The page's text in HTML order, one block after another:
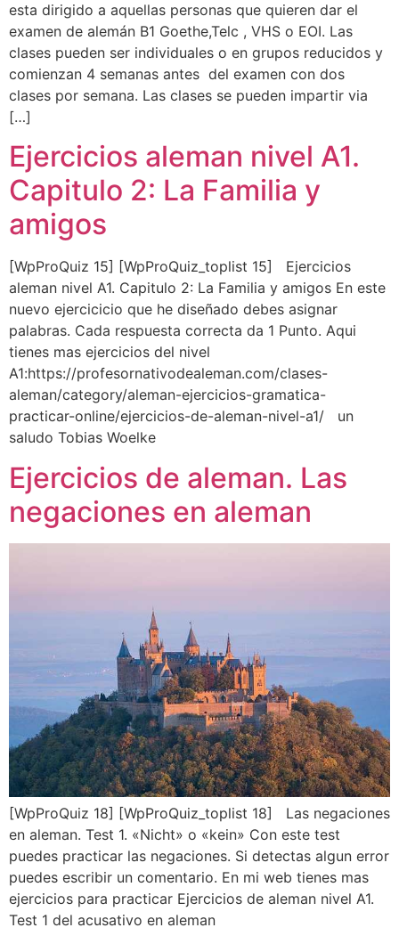
esta dirigido a aquellas personas que quieren dar el
examen de alemán B1 Goethe,Telc , VHS o EOI. Las
clases pueden ser individuales o en grupos reducidos y
comienzan 4 semanas antes del examen con dos
clases por semana. Las clases se pueden impartir via
[…]
Ejercicios aleman nivel A1.
Capitulo 2: La Familia y
amigos
[WpProQuiz 15] [WpProQuiz_toplist 15] Ejercicios
aleman nivel A1. Capitulo 2: La Familia y amigos En este
nuevo ejercicicio que he diseñado debes asignar
palabras. Cada respuesta correcta da 1 Punto. Aqui
tienes mas ejercicios del nivel
A1:https://profesornativodealeman.com/clases-
aleman/category/aleman-ejercicios-gramatica-
practicar-online/ejercicios-de-aleman-nivel-a1/ un
saludo Tobias Woelke
Ejercicios de aleman. Las
negaciones en aleman
[WpProQuiz 18] [WpProQuiz_toplist 18] Las negaciones
en aleman. Test 1. «Nicht» o «kein» Con este test
puedes practicar las negaciones. Si detectas algun error
puedes escribir un comentario. En mi web tienes mas
ejercicios para practicar Ejercicios de aleman nivel A1.
Test 1 del acusativo en aleman